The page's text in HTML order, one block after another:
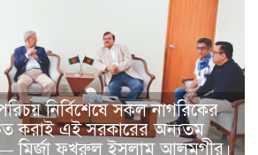
নির্বিশেষে সকল নাগরিকের
করাই এই সরকারের অন্যতম
মির্জা ফখরুল ইসলাম আলমগীর।